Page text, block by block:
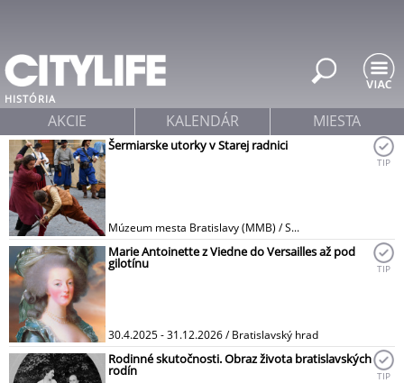
HISTÓRIA
Šermiarske utorky v Starej radnici
Múzeum mesta Bratislavy (MMB) / S...
TIP
Marie Antoinette z Viedne do Versailles až pod
gilotínu
30.4.2025 - 31.12.2026 / Bratislavský hrad
TIP
Rodinné skutočnosti. Obraz života bratislavských
rodín TIP
AKCIE KALENDÁR MIESTA